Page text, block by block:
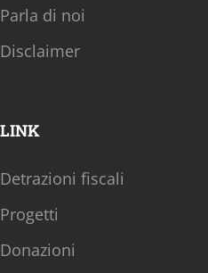
Parla di noi
Disclaimer
LINK
Detrazioni fiscali
Progetti
Donazioni